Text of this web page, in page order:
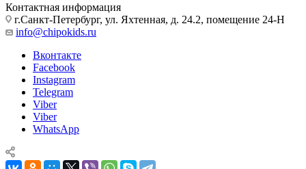
Контактная информация
г.Санкт-Петербург, ул. Яхтенная, д. 24.2, помещение 24-Н
info@chipokids.ru
Вконтакте
Facebook
Instagram
Telegram
Viber
Viber
WhatsApp